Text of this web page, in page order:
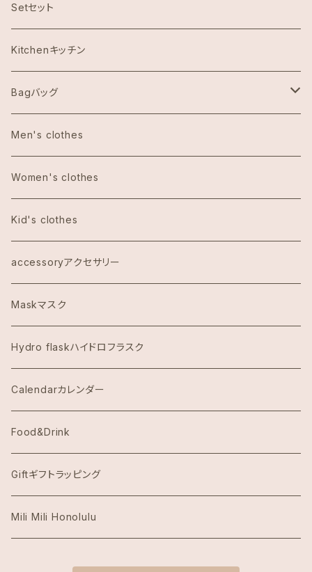
ハワイ限定スヌーピー
Abercrombie & Fitch アバクロンビー
Aulani Disneyアウラニディズニー
Anthoropologieアンソロポロジー
Bath&Body Worksバス＆ボディワークス
Calvin Klein カルバンクライン
COACHコーチ
Dawn to Earth ダウントゥーアース
Dean & DeLuca ディーンアンドデルーカ
Eggs's Things エッグスンシングス
Hawaii Hotel Item
Honolulu Coffeeホノルルコーヒー
Island Slipperアイランドスリッパ
Setセット
Kitchenキッチン
Bagバッグ
tote bag トートバッグ
エコバッグ
Men's clothes
Women's clothes
Kid's clothes
accessoryアクセサリー
Maskマスク
Hydro flaskハイドロフラスク
Calendarカレンダー
Food&Drink
Giftギフトラッピング
Mili Mili Honolulu